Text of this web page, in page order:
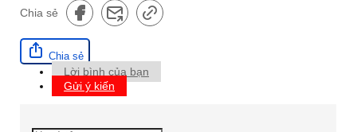
Chia sẻ
Chia sẻ
Lời bình của bạn
Gửi ý kiến